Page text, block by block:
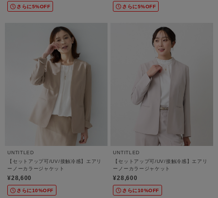
さらに5%OFF さらに5%OFF
UNTITLED
【セットアップ可/UV/接触冷感】エアリ
ーノーカラージャケット
¥28,600
さらに10%OFF
UNTITLED
【セットアップ可/UV/接触冷感】エアリ
ーノーカラージャケット
¥28,600
さらに10%OFF